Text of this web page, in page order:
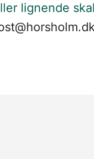
lignende